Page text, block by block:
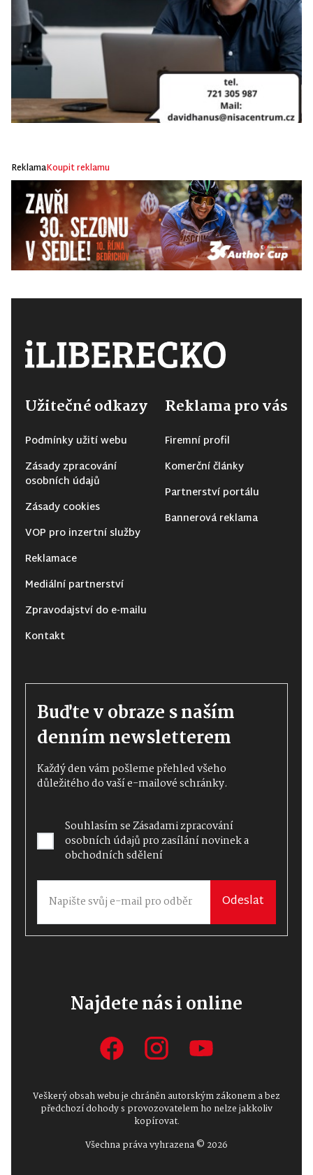
ReklamaKoupit reklamu
Užitečné odkazy
Podmínky užití webu
Zásady zpracování
osobních údajů
Zásady cookies
VOP pro inzertní služby
Reklamace
Mediální partnerství
Zpravodajství do e-mailu
Kontakt
Reklama pro vás
Firemní profil
Komerční články
Partnerství portálu
Bannerová reklama
Buďte v obraze s naším
denním newsletterem
Každý den vám pošleme přehled všeho
důležitého do vaší e-mailové schránky.
Souhlasím seZásadami zpracování
osobních údajůpro zasílání novinek a
obchodních sdělení
Odeslat
Najdete nás i online
Veškerý obsah webu je chráněn autorským zákonem a bez
předchozí dohody s provozovatelem ho nelze jakkoliv
kopírovat.
Všechna práva vyhrazena © 2026